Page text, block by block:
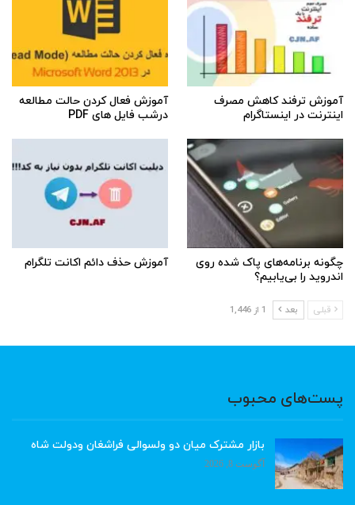
آموزش ترفند کاهش مصرف
اینترنت در اینستاگرام
آموزش فعال کردن حالت مطالعه
درشب فایل های PDF
چگونه برنامه‌های پاک شده روی
اندروید را بی‌یابیم؟
آموزش حذف دائم اکانت تلگرام
قبلی بعد 1 از 1,446
پست‌های محبوب
بازار مشترک میان دو ولسوالی فراشغان ودولت شاه
آگوست 8, 2026